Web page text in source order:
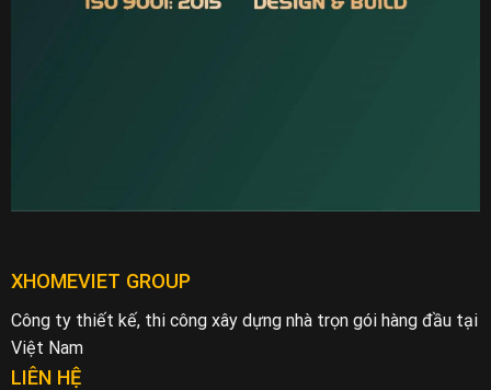
XHOMEVIET GROUP
Công ty thiết kế, thi công xây dựng nhà trọn gói hàng đầu tại
Việt Nam
LIÊN HỆ